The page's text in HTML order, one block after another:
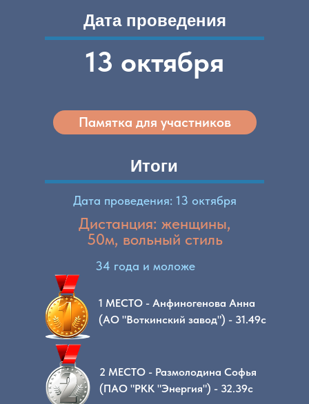
13 октября
Дата проведения
Памятка для участников
Итоги
Дата проведения: 13 октября
Дистанция: женщины,
50м, вольный стиль
1 МЕСТО - Анфиногенова Анна
(АО "Воткинский завод") - 31.49с
2 МЕСТО - Размолодина Софья
(ПАО "РКК "Энергия") - 32.39с
34 года и моложе